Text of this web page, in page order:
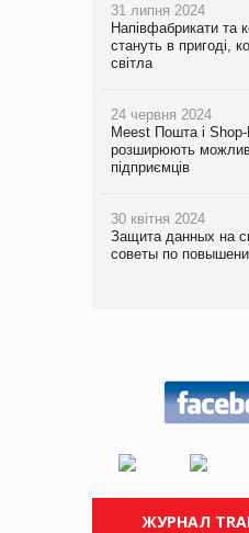
31 липня 2024
Напівфабрикати та
стануть в пригоді,
світла
24 червня 2024
Meest Пошта і
розширюють
підприємців
30 квітня 2024
Защита данных на
советы по
ЖУРНАЛ